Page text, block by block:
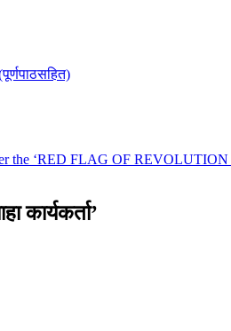
कार्यकर्ता’